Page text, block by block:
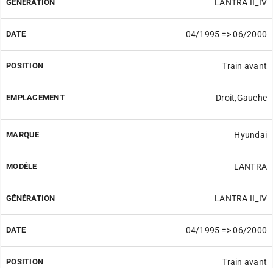
LANTRA II_IV
04/1995 => 06/2000
Train avant
Droit,Gauche
Hyundai
LANTRA
LANTRA II_IV
04/1995 => 06/2000
Train avant